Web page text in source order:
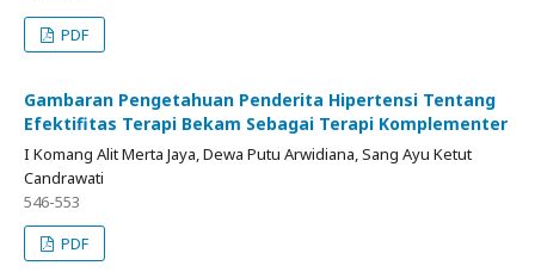
PDF
Gambaran Pengetahuan Penderita Hipertensi Tentang
Efektifitas Terapi Bekam Sebagai Terapi Komplementer
I Komang Alit Merta Jaya, Dewa Putu Arwidiana, Sang Ayu Ketut
Candrawati
546-553
PDF